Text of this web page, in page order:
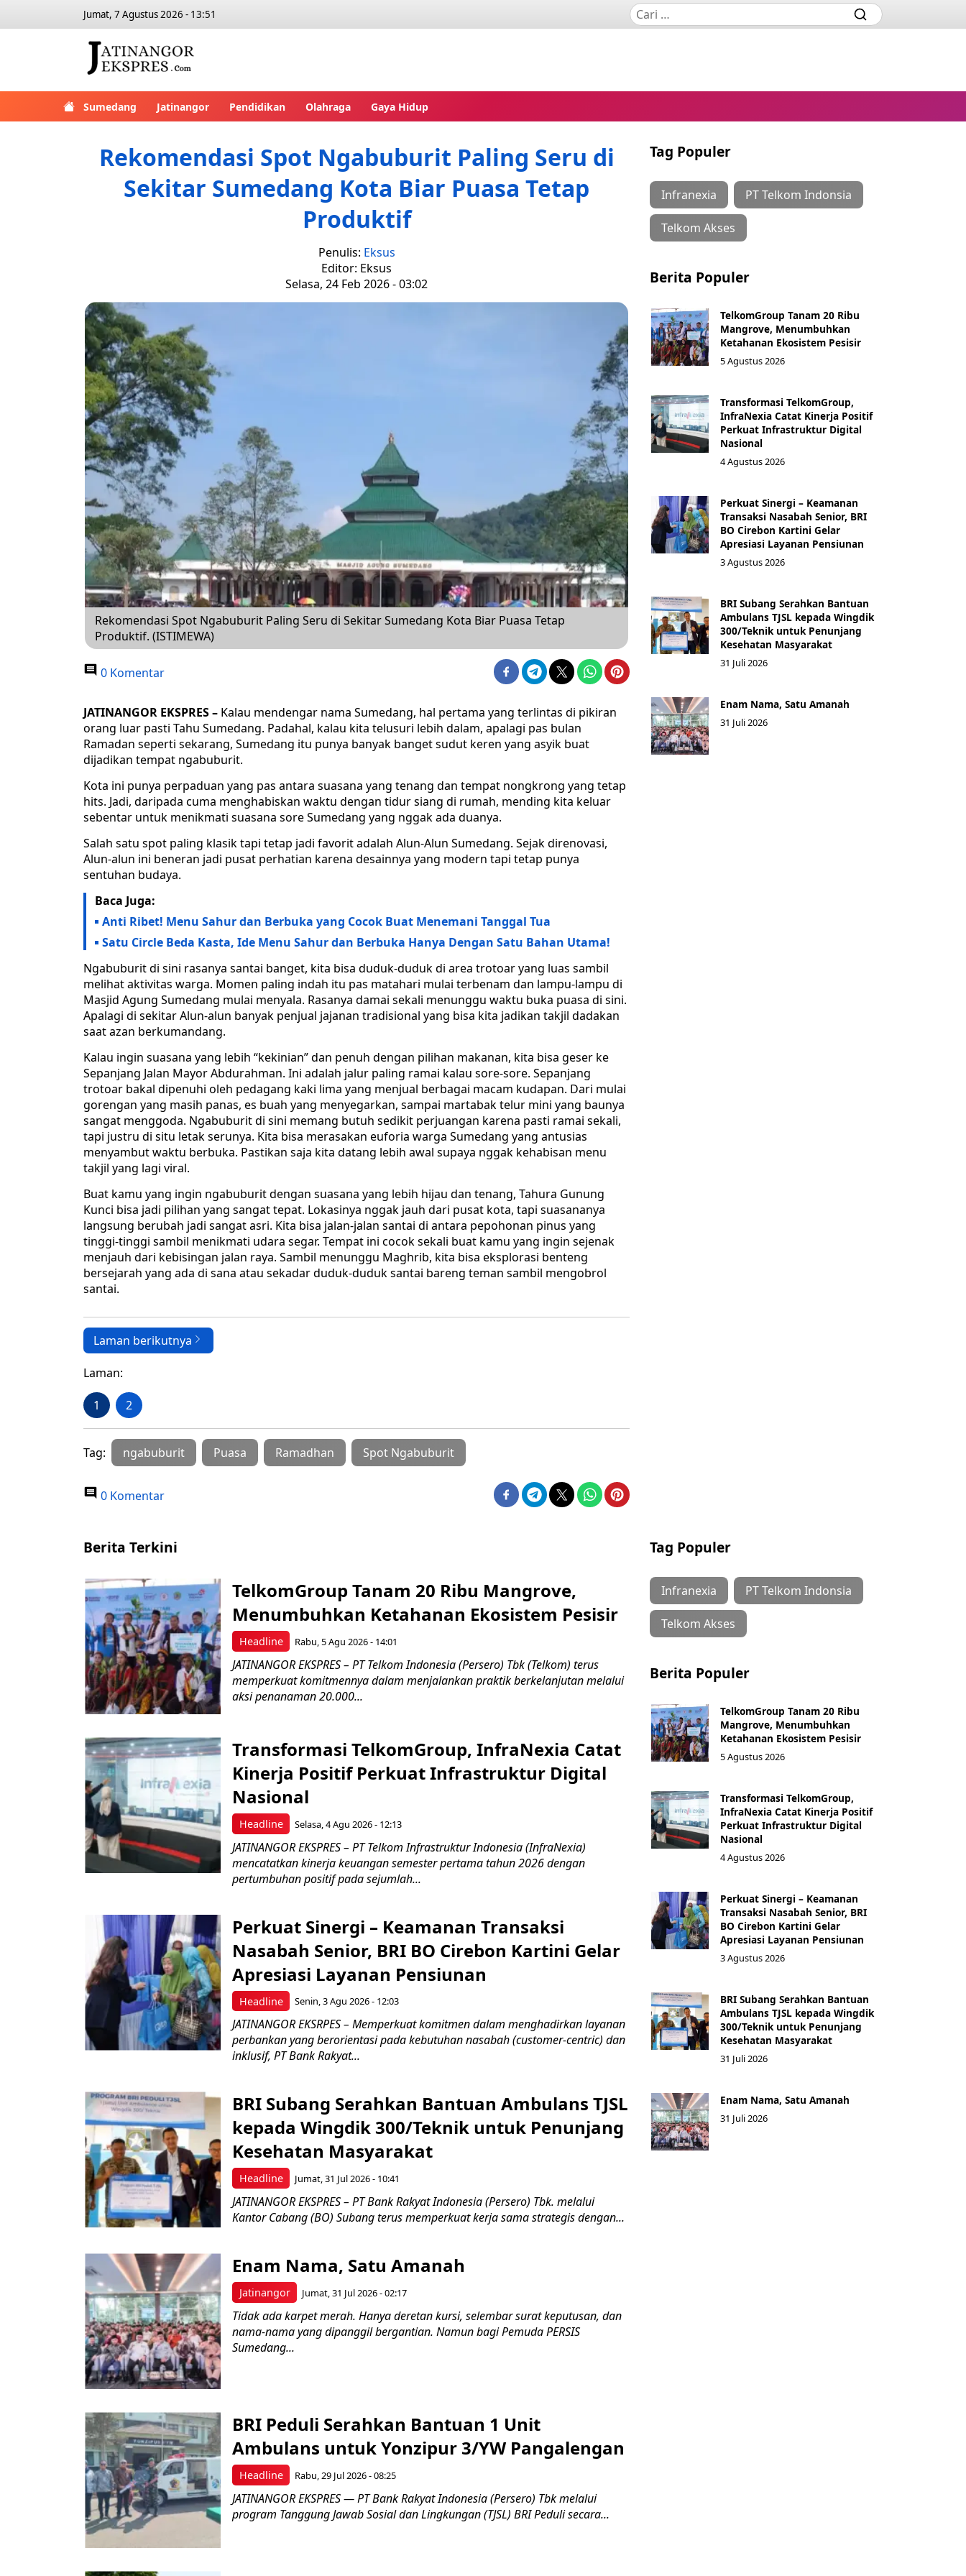
Jumat, 7 Agustus 2026 - 13:51
Sumedang Jatinangor Pendidikan Olahraga Gaya Hidup
Rekomendasi Spot Ngabuburit Paling Seru di
Sekitar Sumedang Kota Biar Puasa Tetap
Produktif
Penulis: Eksus
Editor: Eksus
Selasa, 24 Feb 2026 - 03:02
Rekomendasi Spot Ngabuburit Paling Seru di Sekitar Sumedang Kota Biar Puasa Tetap
Produktif. (ISTIMEWA)
0 Komentar
JATINANGOR EKSPRES – Kalau mendengar nama Sumedang, hal pertama yang terlintas di pikiran
orang luar pasti Tahu Sumedang. Padahal, kalau kita telusuri lebih dalam, apalagi pas bulan
Ramadan seperti sekarang, Sumedang itu punya banyak banget sudut keren yang asyik buat
dijadikan tempat ngabuburit.
Kota ini punya perpaduan yang pas antara suasana yang tenang dan tempat nongkrong yang tetap
hits. Jadi, daripada cuma menghabiskan waktu dengan tidur siang di rumah, mending kita keluar
sebentar untuk menikmati suasana sore Sumedang yang nggak ada duanya.
Salah satu spot paling klasik tapi tetap jadi favorit adalah Alun-Alun Sumedang. Sejak direnovasi,
Alun-alun ini beneran jadi pusat perhatian karena desainnya yang modern tapi tetap punya
sentuhan budaya.
Baca Juga:
Anti Ribet! Menu Sahur dan Berbuka yang Cocok Buat Menemani Tanggal Tua
Satu Circle Beda Kasta, Ide Menu Sahur dan Berbuka Hanya Dengan Satu Bahan Utama!
Ngabuburit di sini rasanya santai banget, kita bisa duduk-duduk di area trotoar yang luas sambil
melihat aktivitas warga. Momen paling indah itu pas matahari mulai terbenam dan lampu-lampu di
Masjid Agung Sumedang mulai menyala. Rasanya damai sekali menunggu waktu buka puasa di sini.
Apalagi di sekitar Alun-alun banyak penjual jajanan tradisional yang bisa kita jadikan takjil dadakan
saat azan berkumandang.
Kalau ingin suasana yang lebih “kekinian” dan penuh dengan pilihan makanan, kita bisa geser ke
Sepanjang Jalan Mayor Abdurahman. Ini adalah jalur paling ramai kalau sore-sore. Sepanjang
trotoar bakal dipenuhi oleh pedagang kaki lima yang menjual berbagai macam kudapan. Dari mulai
gorengan yang masih panas, es buah yang menyegarkan, sampai martabak telur mini yang baunya
sangat menggoda. Ngabuburit di sini memang butuh sedikit perjuangan karena pasti ramai sekali,
tapi justru di situ letak serunya. Kita bisa merasakan euforia warga Sumedang yang antusias
menyambut waktu berbuka. Pastikan saja kita datang lebih awal supaya nggak kehabisan menu
takjil yang lagi viral.
Buat kamu yang ingin ngabuburit dengan suasana yang lebih hijau dan tenang, Tahura Gunung
Kunci bisa jadi pilihan yang sangat tepat. Lokasinya nggak jauh dari pusat kota, tapi suasananya
langsung berubah jadi sangat asri. Kita bisa jalan-jalan santai di antara pepohonan pinus yang
tinggi-tinggi sambil menikmati udara segar. Tempat ini cocok sekali buat kamu yang ingin sejenak
menjauh dari kebisingan jalan raya. Sambil menunggu Maghrib, kita bisa eksplorasi benteng
bersejarah yang ada di sana atau sekadar duduk-duduk santai bareng teman sambil mengobrol
santai.
Laman berikutnya
Laman:
1 2
Tag: ngabuburit Puasa Ramadhan Spot Ngabuburit
0 Komentar
Tag Populer
Infranexia PT Telkom Indonsia
Telkom Akses
Berita Populer
TelkomGroup Tanam 20 Ribu
Mangrove, Menumbuhkan
Ketahanan Ekosistem Pesisir
5 Agustus 2026
Transformasi TelkomGroup,
InfraNexia Catat Kinerja Positif
Perkuat Infrastruktur Digital
Nasional
4 Agustus 2026
Perkuat Sinergi – Keamanan
Transaksi Nasabah Senior, BRI
BO Cirebon Kartini Gelar
Apresiasi Layanan Pensiunan
3 Agustus 2026
BRI Subang Serahkan Bantuan
Ambulans TJSL kepada Wingdik
300/Teknik untuk Penunjang
Kesehatan Masyarakat ​
31 Juli 2026
Enam Nama, Satu Amanah
31 Juli 2026
Berita Terkini
Headline
TelkomGroup Tanam 20 Ribu Mangrove,
Menumbuhkan Ketahanan Ekosistem Pesisir
Rabu, 5 Agu 2026 - 14:01
JATINANGOR EKSPRES – PT Telkom Indonesia (Persero) Tbk (Telkom) terus
memperkuat komitmennya dalam menjalankan praktik berkelanjutan melalui
aksi penanaman 20.000...
Headline
Transformasi TelkomGroup, InfraNexia Catat
Kinerja Positif Perkuat Infrastruktur Digital
Nasional
Selasa, 4 Agu 2026 - 12:13
JATINANGOR EKSPRES – PT Telkom Infrastruktur Indonesia (InfraNexia)
mencatatkan kinerja keuangan semester pertama tahun 2026 dengan
pertumbuhan positif pada sejumlah...
Headline
Perkuat Sinergi – Keamanan Transaksi
Nasabah Senior, BRI BO Cirebon Kartini Gelar
Apresiasi Layanan Pensiunan
Senin, 3 Agu 2026 - 12:03
JATINANGOR EKSRPES – Memperkuat komitmen dalam menghadirkan layanan
perbankan yang berorientasi pada kebutuhan nasabah (customer-centric) dan
inklusif, PT Bank Rakyat...
Headline
BRI Subang Serahkan Bantuan Ambulans TJSL
kepada Wingdik 300/Teknik untuk Penunjang
Kesehatan Masyarakat ​
Jumat, 31 Jul 2026 - 10:41
JATINANGOR EKSPRES – PT Bank Rakyat Indonesia (Persero) Tbk. melalui
Kantor Cabang (BO) Subang terus memperkuat kerja sama strategis dengan...
Jatinangor
Enam Nama, Satu Amanah
Jumat, 31 Jul 2026 - 02:17
Tidak ada karpet merah. Hanya deretan kursi, selembar surat keputusan, dan
nama-nama yang dipanggil bergantian. Namun bagi Pemuda PERSIS
Sumedang...
Headline
BRI Peduli Serahkan Bantuan 1 Unit
Ambulans untuk Yonzipur 3/YW Pangalengan
Rabu, 29 Jul 2026 - 08:25
JATINANGOR EKSPRES — PT Bank Rakyat Indonesia (Persero) Tbk melalui
program Tanggung Jawab Sosial dan Lingkungan (TJSL) BRI Peduli secara...
Tag Populer
Infranexia PT Telkom Indonsia
Telkom Akses
Berita Populer
TelkomGroup Tanam 20 Ribu
Mangrove, Menumbuhkan
Ketahanan Ekosistem Pesisir
5 Agustus 2026
Transformasi TelkomGroup,
InfraNexia Catat Kinerja Positif
Perkuat Infrastruktur Digital
Nasional
4 Agustus 2026
Perkuat Sinergi – Keamanan
Transaksi Nasabah Senior, BRI
BO Cirebon Kartini Gelar
Apresiasi Layanan Pensiunan
3 Agustus 2026
BRI Subang Serahkan Bantuan
Ambulans TJSL kepada Wingdik
300/Teknik untuk Penunjang
Kesehatan Masyarakat ​
31 Juli 2026
Enam Nama, Satu Amanah
31 Juli 2026